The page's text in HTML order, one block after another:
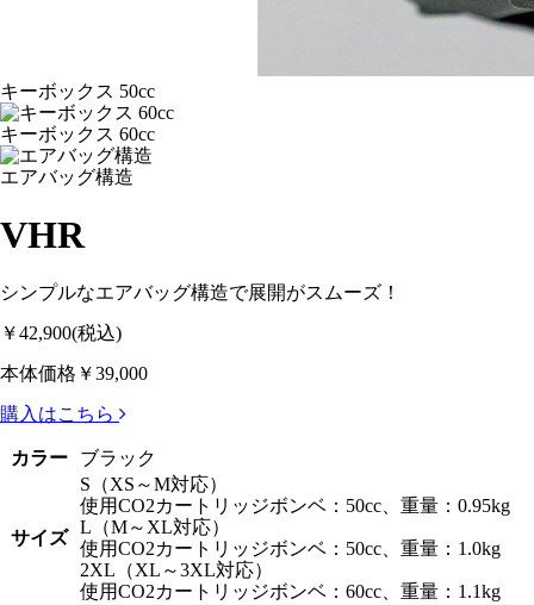
キーボックス 50cc
キーボックス 60cc
エアバッグ構造
VHR
シンプルなエアバッグ構造で展開がスムーズ！
￥42,900(税込)
本体価格￥39,000
購入はこちら
カラー ブラック
サイズ
S（XS～M対応）
使用CO2カートリッジボンベ：50cc、重量：0.95kg
L（M～XL対応）
使用CO2カートリッジボンベ：50cc、重量：1.0kg
2XL（XL～3XL対応）
使用CO2カートリッジボンベ：60cc、重量：1.1kg